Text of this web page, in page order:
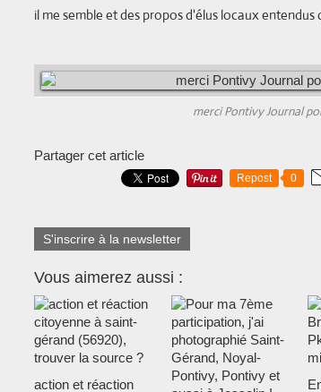
il me semble et des propos d'élus locaux entendus
merci Pontivy Journal
Partager cet article
Repost 0
S'inscrire à la newsletter
Vous aimerez aussi :
action et réaction